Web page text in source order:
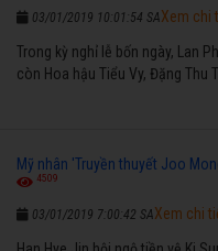
03/01/2019 10:01:54 SA
Trong kỳ nghỉ lễ bốn ngày, Lan
còn Hoa hậu Tiểu Vy, Đặng Thu
Xem chi
Mỹ nhân 'Truyền thuyết Joo
4509
03/01/2019 7:00:42 SAXem chi